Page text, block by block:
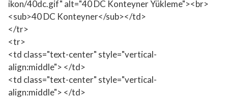
ikon/40dc.gif" alt="40 DC Konteyner Yükleme"><br>
<sub>40 DC Konteyner</sub></td>
</tr>
<tr>
<td class="text-center" style="vertical-
align:middle"> </td>
<td class="text-center" style="vertical-
align:middle"> </td>